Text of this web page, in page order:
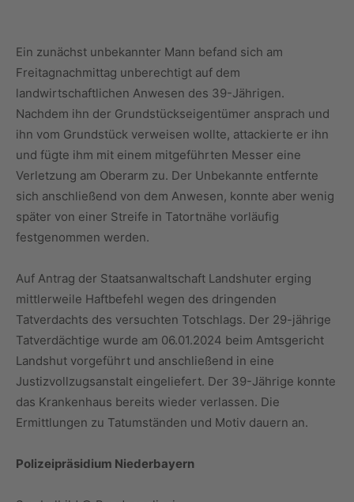
Ein zunächst unbekannter Mann befand sich am
Freitagnachmittag unberechtigt auf dem
landwirtschaftlichen Anwesen des 39-Jährigen.
Nachdem ihn der Grundstückseigentümer ansprach und
ihn vom Grundstück verweisen wollte, attackierte er ihn
und fügte ihm mit einem mitgeführten Messer eine
Verletzung am Oberarm zu. Der Unbekannte entfernte
sich anschließend von dem Anwesen, konnte aber wenig
später von einer Streife in Tatortnähe vorläufig
festgenommen werden.
Auf Antrag der Staatsanwaltschaft Landshuter erging
mittlerweile Haftbefehl wegen des dringenden
Tatverdachts des versuchten Totschlags. Der 29-jährige
Tatverdächtige wurde am 06.01.2024 beim Amtsgericht
Landshut vorgeführt und anschließend in eine
Justizvollzugsanstalt eingeliefert. Der 39-Jährige konnte
das Krankenhaus bereits wieder verlassen. Die
Ermittlungen zu Tatumständen und Motiv dauern an.
Polizeipräsidium Niederbayern